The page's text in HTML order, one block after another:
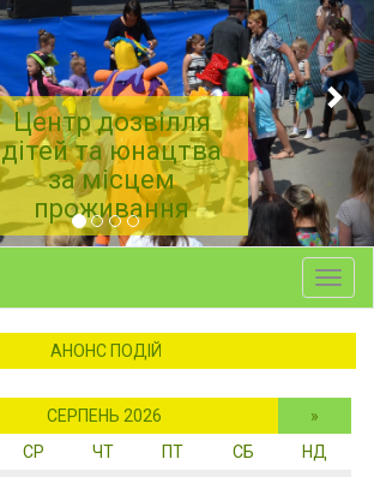
Центр дозвілля
дітей та юнацтва
за місцем
проживання
АНОНС ПОДІЙ
СЕРПЕНЬ 2026
»
СР ЧТ ПТ СБ
НД